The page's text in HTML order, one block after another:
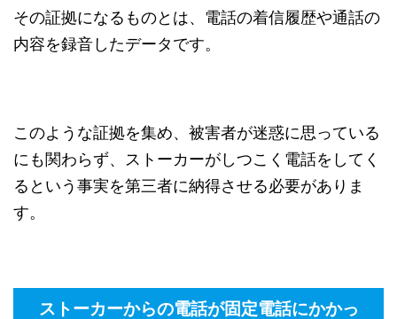
その証拠になるものとは、電話の着信履歴や通話の
内容を録音したデータです。
このような証拠を集め、被害者が迷惑に思っている
にも関わらず、ストーカーがしつこく電話をしてく
るという事実を第三者に納得させる必要がありま
す。
ストーカーからの電話が固定電話にかかっ